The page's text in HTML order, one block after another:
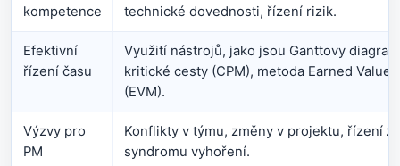
kompetence
technické dovednosti, řízení rizik.
Efektivní
řízení času
Využití nástrojů, jako jsou Ganttovy
kritické cesty (CPM), metoda Earned Value
(EVM).
Výzvy pro
PM
Konflikty v týmu, změny v projektu, řízení
syndromu vyhoření.